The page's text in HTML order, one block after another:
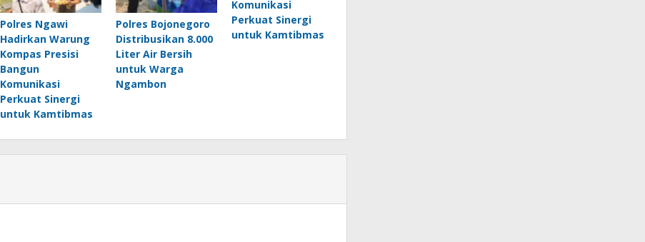
Polres Ngawi
Hadirkan Warung
Kompas Presisi
Bangun
Komunikasi
Perkuat Sinergi
untuk Kamtibmas
Polres Bojonegoro
Distribusikan 8.000
Liter Air Bersih
untuk Warga
Ngambon
Komunikasi
Perkuat Sinergi
untuk Kamtibmas